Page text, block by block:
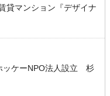
貸マンション『デザイナ
ッケーNPO法人設立 杉